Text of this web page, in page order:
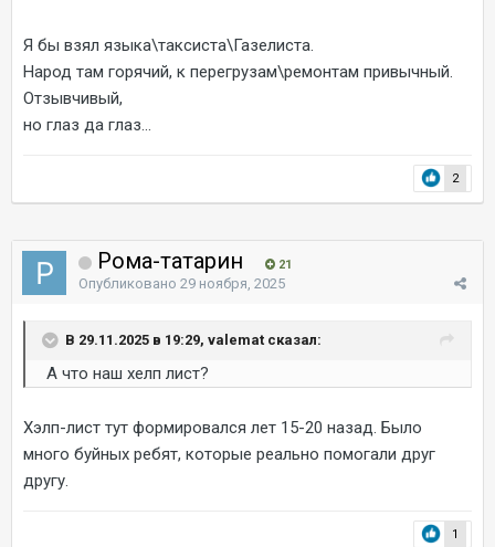
Я бы взял языка\таксиста\Газелиста.
Народ там горячий, к перегрузам\ремонтам привычный.
Отзывчивый,
но глаз да глаз...
2
Рома-татарин 21
Опубликовано 29 ноября, 2025
В 29.11.2025 в 19:29, valemat сказал:
А что наш хелп лист?
Хэлп-лист тут формировался лет 15-20 назад. Было
много буйных ребят, которые реально помогали друг
другу.
1